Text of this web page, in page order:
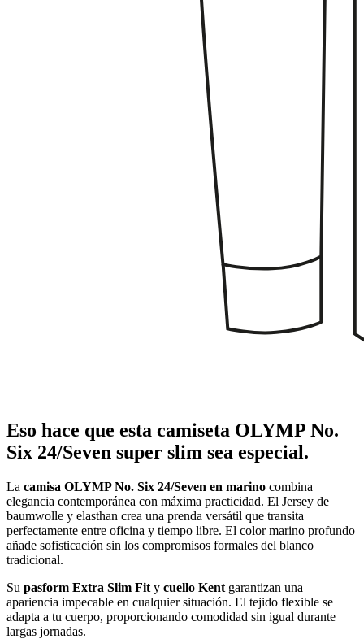
Eso hace que esta camiseta OLYMP No.
Six 24/Seven super slim sea especial.
La camisa OLYMP No. Six 24/Seven en marino combina
elegancia contemporánea con máxima practicidad. El Jersey de
baumwolle y elasthan crea una prenda versátil que transita
perfectamente entre oficina y tiempo libre. El color marino profundo
añade sofisticación sin los compromisos formales del blanco
tradicional.
Su pasform Extra Slim Fit y cuello Kent garantizan una
apariencia impecable en cualquier situación. El tejido flexible se
adapta a tu cuerpo, proporcionando comodidad sin igual durante
largas jornadas.